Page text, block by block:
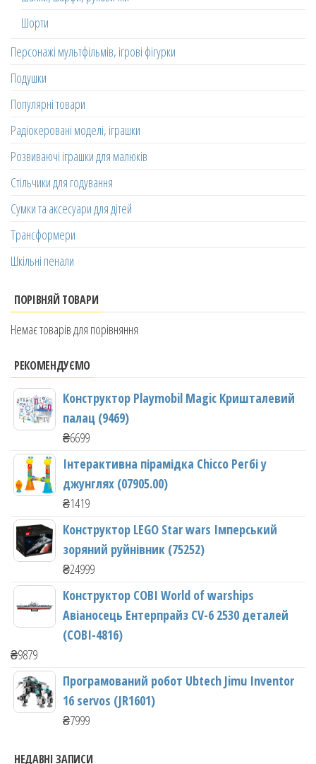
Шорти
Персонажі мультфільмів, ігрові фігурки
Подушки
Популярні товари
Радіокеровані моделі, іграшки
Розвиваючі іграшки для малюків
Стільчики для годування
Сумки та аксесуари для дітей
Трансформери
Шкільні пенали
ПОРІВНЯЙ ТОВАРИ
Немає товарів для порівняння
РЕКОМЕНДУЄМО
Конструктор Playmobil Magic Кришталевий
палац (9469)
₴6699
Інтерактивна пірамідка Chicco Регбі у
джунглях (07905.00)
₴1419
Конструктор LEGO Star wars Імперський
зоряний руйнівник (75252)
₴24999
Конструктор COBI World of warships
Авіаносець Ентерпрайз CV-6 2530 деталей
(COBI-4816)
₴9879
Програмований робот Ubtech Jimu Inventor
16 servos (JR1601)
₴7999
НЕДАВНІ ЗАПИСИ